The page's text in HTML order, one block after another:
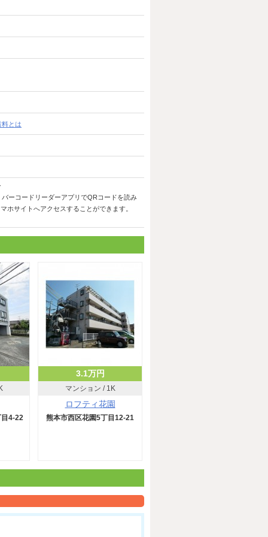
とは
バーコードリーダーアプリでQRコードを読み
ホサイトへアクセスすることができます。
4‐22
3.1万円
マンション / 1K
ロフティ花園
熊本市西区花園5丁目12-21